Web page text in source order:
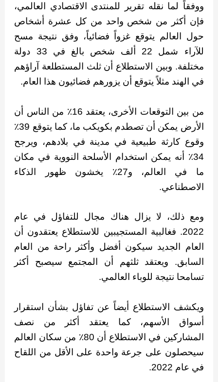
ووفقاً لما نقله تقرير للمنتدى الاقتصادي العالمي،
فإن أكثر من شخص واحد من كل عشرة أشخاص
حول العالم يتوقع غزواً فضائياً، وفق نتيجة مسح
للآراء شمل 22 ألف شخص بالغ في 33 دولة
مختلفة. وبين الاستطلاع أن ثلث المستطلعة آراؤهم
في الهند مثلاً يتوقع أن يزورهم فضائيون هذا العام.
من بين التوقعات الأخرى، يعتقد 16٪ من الناس أن
الأرض يمكن أن تصطدم بكويكب ما، كما يتوقع 39٪
وقوع كارثة طبيعية في مدينة في بلادهم، ويرجح
34٪ أنه يمكن استخدام الأسلحة النووية في مكان
ما في العالم، و27٪ يخشون ظهور الذكاء
الاصطناعي.
ومع ذلك، لا يزال هناك مجال للتفاؤل في عام
2022. فغالبية المستجيبين للاستطلاع يعتقدون أن
العام الجديد سيكون أفضل وأكثر راحة من العام
السابق. ويعتقد ثلثهم أن المجتمع سيصبح أكثر
تسامحا نتيجة للوباء العالمي.
ويكشف الاستطلاع أيضاً عن تفاؤل بشأن استقرار
أسواق الأسهم، كما يعتقد أكثر من نصف
المشاركين في الاستطلاع أن 80٪ من سكان العالم
سيحصلون على جرعة واحدة على الأقل من اللقاح
في عام 2022.